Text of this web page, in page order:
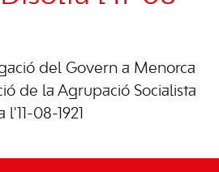
del Govern a Menorca
de la Agrupació Socialista
08-1921